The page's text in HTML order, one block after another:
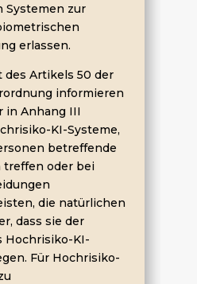
Systemen zur
erlassen.
des Artikels 50 der
informieren
in Anhang III
KI-Systeme,
betreffende
treffen oder bei
die natürlichen
dass sie der
Hochrisiko-KI-
Für Hochrisiko-